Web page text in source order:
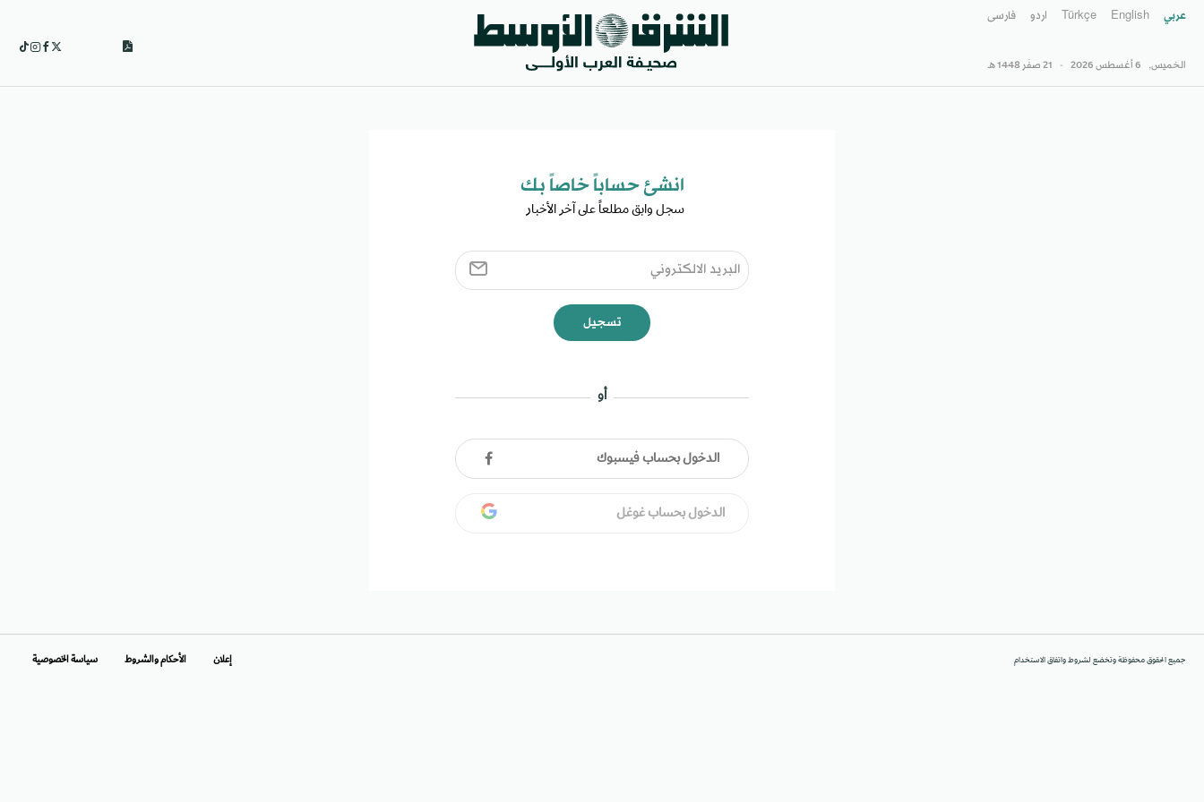
عربي English
Türkçe اردو فارسى
الخميس, 6 أغسطس 2026 - 21 صفَر 1448 هـ
انشئ حساباً خاصاً بك​
سجل وابق مطلعاً على آخر الأخبار ​
تسجيل
أو
الدخول بحساب فيسبوك
الدخول بحساب غوغل
جميع الحقوق محفوظة وتخضع لشروط واتفاق الاستخدام إعلان الأحكام والشروط سياسة الخصوصية